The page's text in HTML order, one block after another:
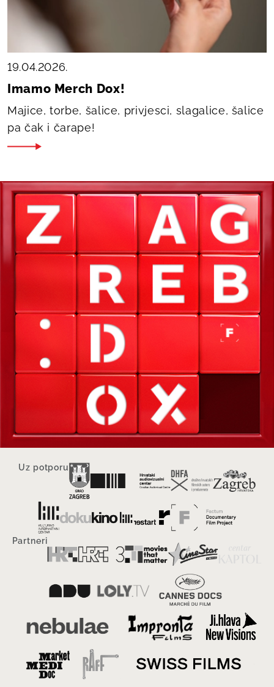
19.04.2026.
Imamo Merch Dox!
Majice, torbe, šalice, privjesci, slagalice, šalice
pa čak i čarape!
Uz potporu
Partneri